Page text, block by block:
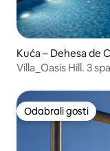
Kuća – Dehesa de
Odabrali gosti
Odabrali gosti